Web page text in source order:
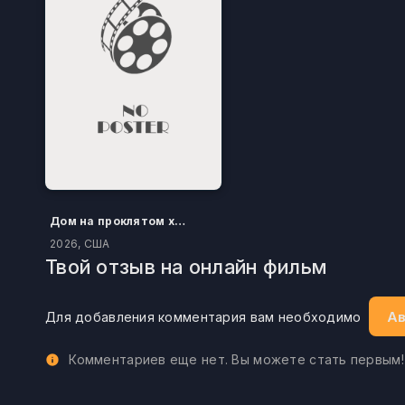
Дом на проклятом холме
2026, США
Твой отзыв на онлайн фильм
Для добавления комментария вам необходимо
Комментариев еще нет. Вы можете стать первым!